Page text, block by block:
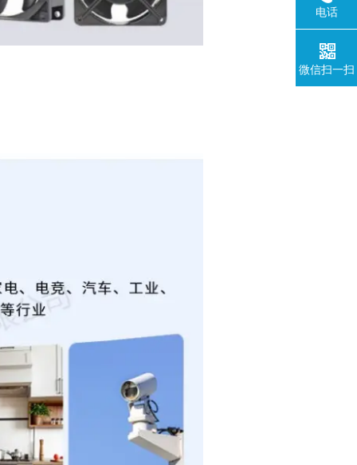
电话
微信扫一扫